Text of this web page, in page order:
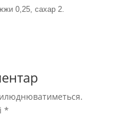
0,25, сахар 2.
*